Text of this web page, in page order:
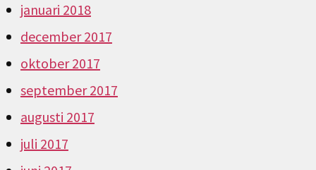
januari 2018
december 2017
oktober 2017
september 2017
augusti 2017
juli 2017